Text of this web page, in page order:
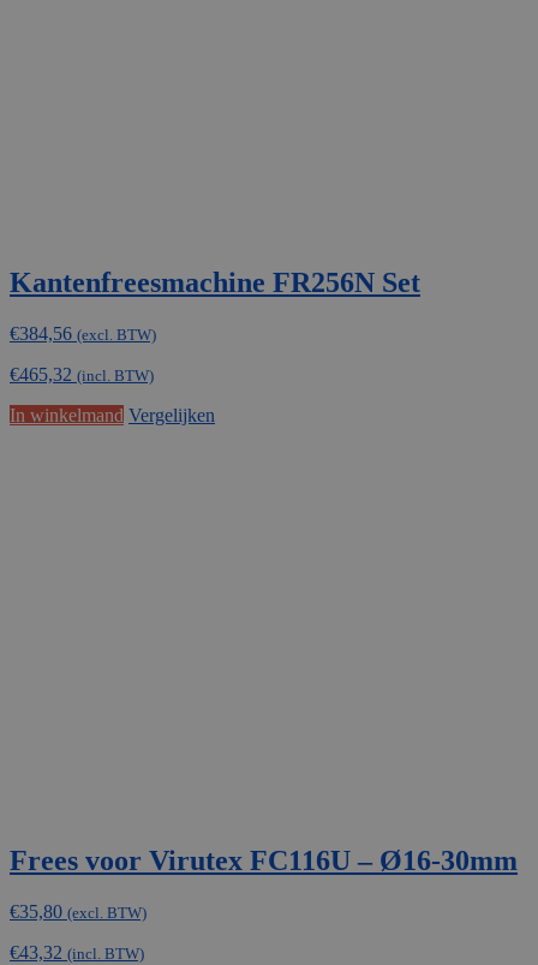
Kantenfreesmachine FR256N Set
€384,56 (excl. BTW)
€465,32 (incl. BTW)
In winkelmand Vergelijken
Frees voor Virutex FC116U – Ø16-30mm
€35,80 (excl. BTW)
€43,32 (incl. BTW)